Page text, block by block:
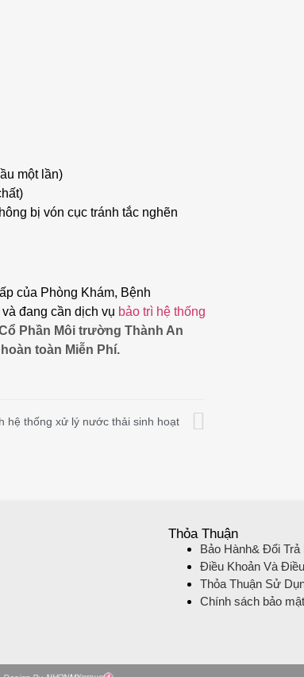
một lần)
bị vón cục tránh tắc nghẽn
của Phòng Khám, Bệnh
đang cần dịch vụ bảo trì hệ thống
Phần Môi trường Thành An
toàn Miễn Phí.
hệ thống xử lý nước thải sinh hoạt
Thỏa Thuận
Bảo Hành& Đổi Trả
Điều Khoản Và
Thỏa Thuận Sử
Chính sách bảo mật